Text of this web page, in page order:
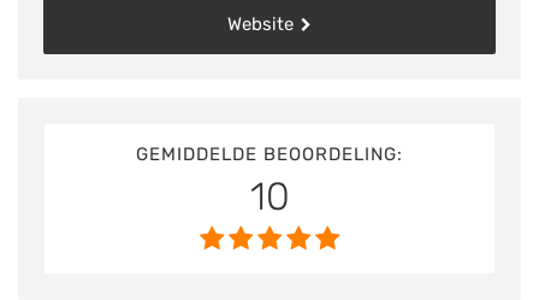
Website
GEMIDDELDE BEOORDELING:
10